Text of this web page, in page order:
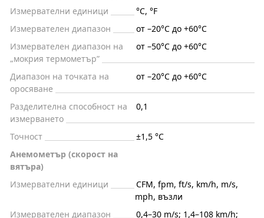
Измервателни единици
°C, °F
Измервателен диапазон
от –20°C до +60°C
Измервателен диапазон на
„мокрия термометър”
от –50°C до +60°C
Диапазон на точката на
оросяване
от –20°C до +60°C
Разделителна способност на
измерването
0,1
Точност
±1,5 °C
Анемометър (скорост на
вятъра)
Измервателни единици
CFM, fpm, ft/s, km/h, m/s,
mph, възли
Измервателен диапазон
0,4–30 m/s; 1,4–108 km/h;